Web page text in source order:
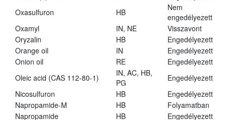
Oxasulfuron
HB
Nem
engedélyezett
Oxamyl
IN, NE
Visszavont
Oryzalin
HB
Engedélyezett
Orange oil
IN
Engedélyezett
Onion oil
RE
Engedélyezett
Oleic acid (CAS 112-80-1)
IN, AC, HB,
PG
Engedélyezett
Nicosulfuron
HB
Engedélyezett
Napropamide-M
HB
Folyamatban
Napropamide
HB
Engedélyezett